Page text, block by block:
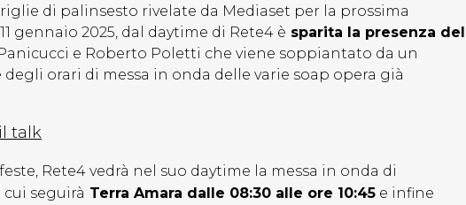
di palinsesto rivelate da Mediaset per la prossima
gennaio 2025, dal daytime di Rete4 è sparita la presenza del
e Roberto Poletti che viene soppiantato da un
orari di messa in onda delle varie soap opera già
talk
Rete4 vedrà nel suo daytime la messa in onda di
cui seguirà Terra Amara dalle 08:30 alle ore 10:45 e infine